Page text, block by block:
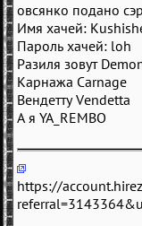
овсянко подано
Имя хачей:
Пароль хачей: loh
Разиля зовут
Карнажа Carnage
Вендетту Vendetta
А я YA_REMBO
https://